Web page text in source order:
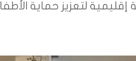
إقليمية لتعزيز حماية
أغسطس 8, 2026